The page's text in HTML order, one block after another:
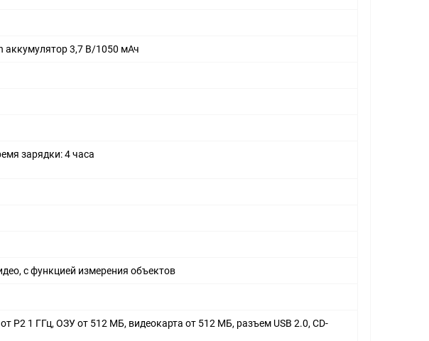
аккумулятор 3,7 В/1050 мАч
зарядки: 4 часа
с функцией измерения объектов
P2 1 ГГц, ОЗУ от 512 МБ, видеокарта от 512 МБ, разъем USB 2.0, CD-